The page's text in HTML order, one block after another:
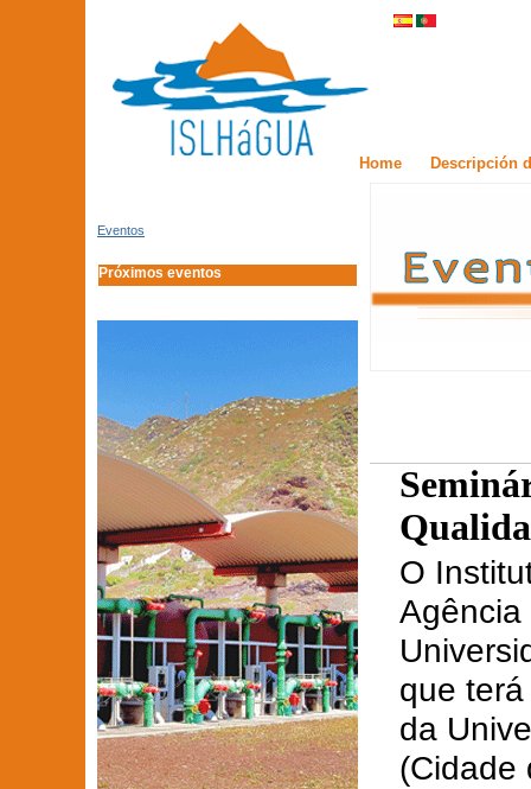
Home Descripción
Eventos
Próximos eventos
O
que
da
(Cidade